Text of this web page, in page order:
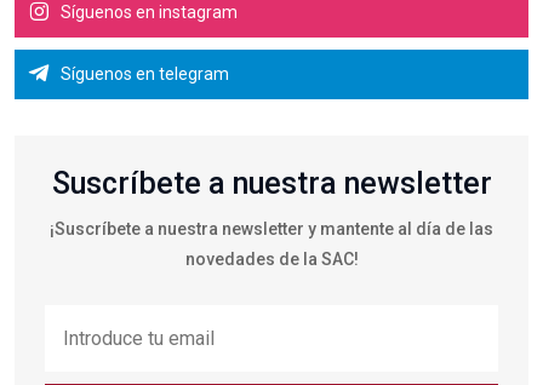
Síguenos en instagram
Síguenos en telegram
Suscríbete a nuestra newsletter
¡Suscríbete a nuestra newsletter y mantente al día de las
novedades de la SAC!